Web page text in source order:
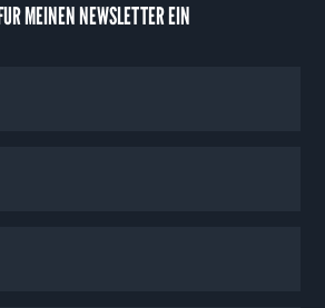
MEINEN NEWSLETTER EIN